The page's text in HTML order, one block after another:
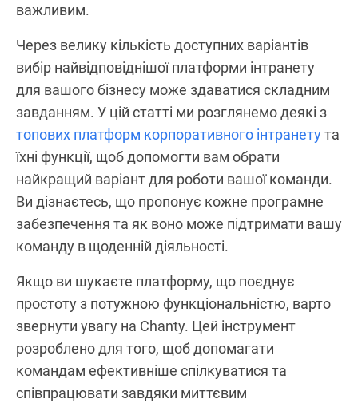
важливим.
Через велику кількість доступних варіантів
вибір найвідповіднішої платформи інтранету
для вашого бізнесу може здаватися складним
завданням. У цій статті ми розглянемо деякі з
топових платформ корпоративного інтранетута
їхні функції, щоб допомогти вам обрати
найкращий варіант для роботи вашої команди.
Ви дізнаєтесь, що пропонує кожне програмне
забезпечення та як воно може підтримати вашу
команду в щоденній діяльності.
Якщо ви шукаєте платформу, що поєднує
простоту з потужною функціональністю, варто
звернути увагу на Chanty. Цей інструмент
розроблено для того, щоб допомагати
командам ефективніше спілкуватися та
співпрацювати завдяки миттєвим